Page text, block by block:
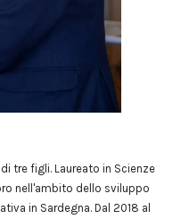
tre figli. Laureato in Scienze
nell'ambito dello sviluppo
in Sardegna. Dal 2018 al